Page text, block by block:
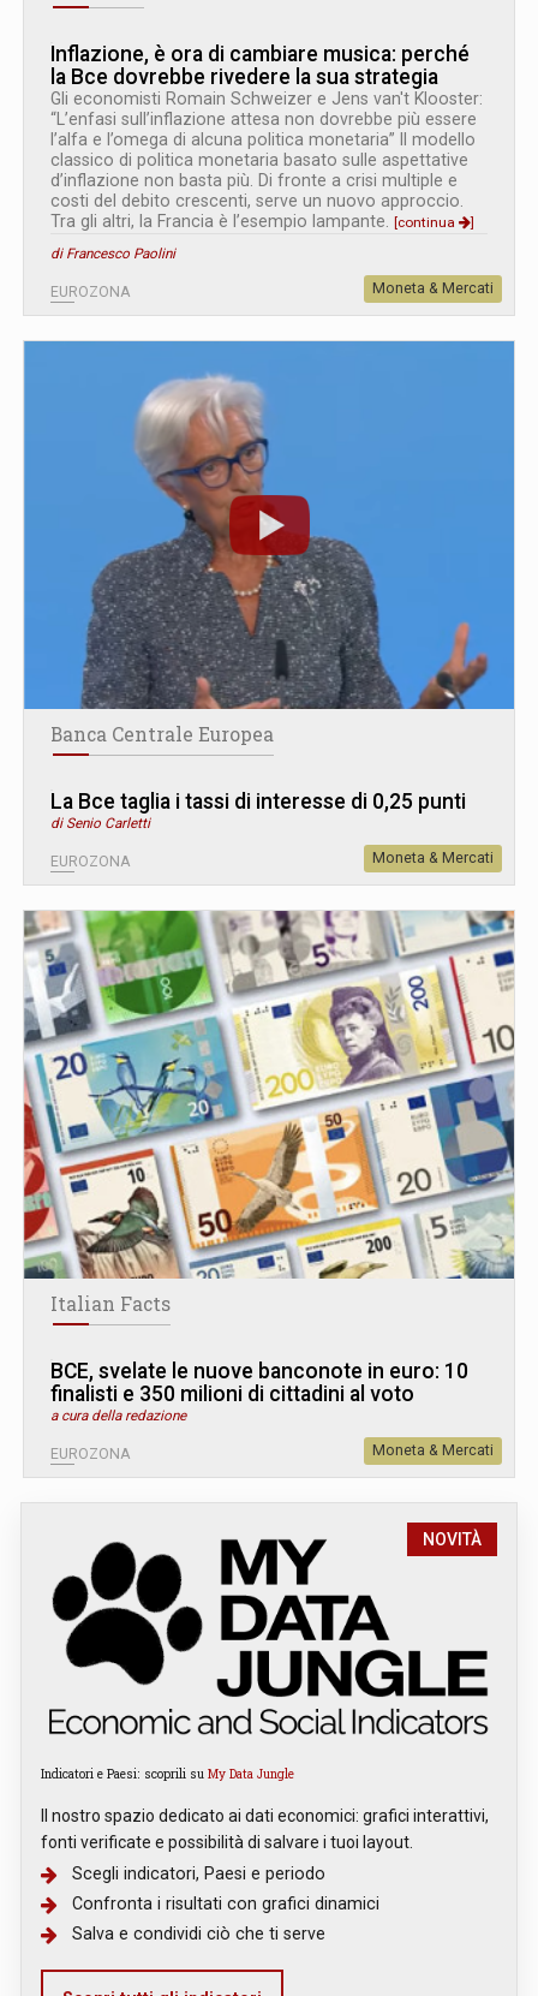
Inflazione, è ora di cambiare musica: perché
la Bce dovrebbe rivedere la sua strategia
Gli economisti Romain Schweizer e Jens van't Klooster:
“L’enfasi sull’inflazione attesa non dovrebbe più essere
l’alfa e l’omega di alcuna politica monetaria” Il modello
classico di politica monetaria basato sulle aspettative
d’inflazione non basta più. Di fronte a crisi multiple e
costi del debito crescenti, serve un nuovo approccio.
Tra gli altri, la Francia è l’esempio lampante. [continua
]
di Francesco Paolini
EUROZONA Moneta & Mercati
Banca Centrale Europea
La Bce taglia i tassi di interesse di 0,25 punti
di Senio Carletti
EUROZONA Moneta & Mercati
Italian Facts
BCE, svelate le nuove banconote in euro: 10
finalisti e 350 milioni di cittadini al voto
a cura della redazione
EUROZONA Moneta & Mercati
NOVITÀ
Indicatori e Paesi: scoprili su My Data Jungle
Il nostro spazio dedicato ai dati economici: grafici interattivi,
fonti verificate e possibilità di salvare i tuoi layout.
Scegli indicatori, Paesi e periodo
Confronta i risultati con grafici dinamici
Salva e condividi ciò che ti serve